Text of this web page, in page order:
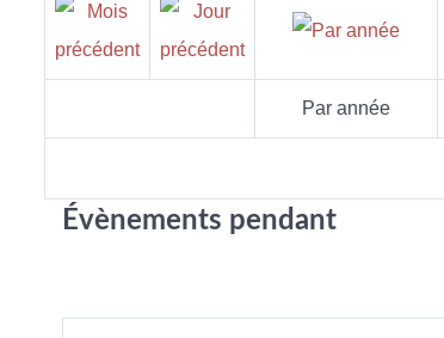
Par année
Évènements pendant